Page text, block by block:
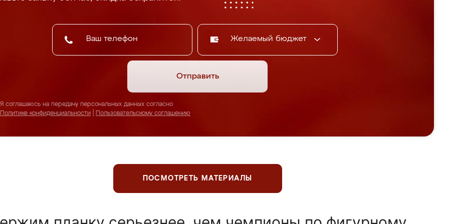
Желаемый бюджет
Отправить
Я соглашаюсь на передачу персональных данных согласно
Политике конфиденциальности
Пользовательскому соглашению
ПОСМОТРЕТЬ МАТЕРИАЛЫ